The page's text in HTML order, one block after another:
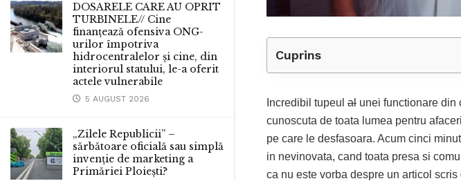
DOSARELE CARE AU OPRIT
TURBINELE// Cine
finanțează ofensiva ONG-
urilor împotriva
hidrocentralelor și cine, din
interiorul statului, le-a oferit
actele vulnerabile
5 AUGUST 2026
„Zilele Republicii” –
sărbătoare oficială sau simplă
invenție de marketing a
Primăriei Ploiești?
Cuprins
Incredibil tupeul al unei functionare din
cunoscuta de toata lumea pentru
pe care le desfasoara. Acum cinci
in nevinovata, cand toata presa si
ca nu este vorba despre un articol